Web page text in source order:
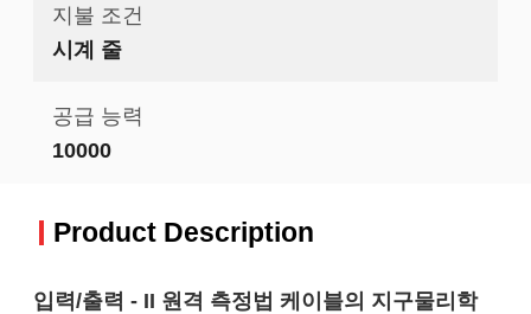
지불 조건
시계 줄
공급 능력
10000
Product Description
입력/출력 - II 원격 측정법 케이블의 지구물리학